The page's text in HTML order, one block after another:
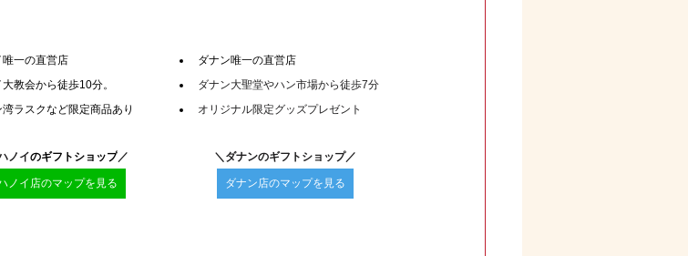
唯一の直営店
教会から徒歩10分。
ラスクなど限定商品あり
ノイのギフトショップ／
ノイ店のマップを見る
ダナン唯一の直営店
ダナン大聖堂やハン市場から徒歩7分
オリジナル限定グッズプレゼント
＼ダナンのギフトショップ／
ダナン店のマップを見る